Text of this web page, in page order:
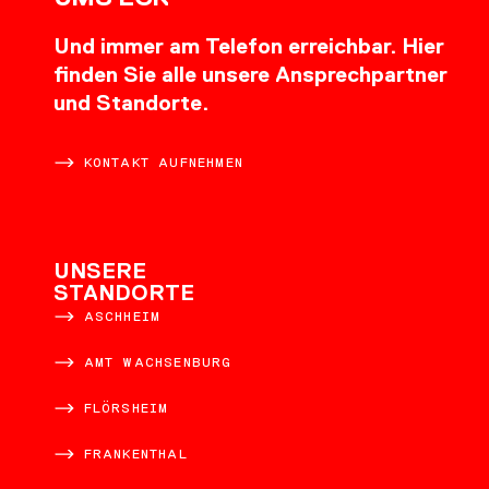
Und immer am Telefon erreichbar. Hier
finden Sie alle unsere Ansprechpartner
und Standorte.
KONTAKT AUFNEHMEN
UNSERE
STANDORTE
ASCHHEIM
AMT WACHSENBURG
FLÖRSHEIM
FRANKENTHAL